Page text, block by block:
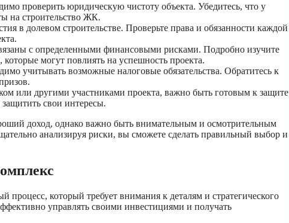
проверить юридическую чистоту объекта. Убедитесь, что у
на строительство ЖК.
в долевом строительстве. Проверьте права и обязанности каждой
с определенными финансовыми рисками. Подробно изучите
могут повлиять на успешность проекта.
учитывать возможные налоговые обязательства. Обратитесь к
или другими участниками проекта, важно быть готовым к защите
свои интересы.
доход, однако важно быть внимательным и осмотрительным
анализируя риски, вы сможете сделать правильный выбор и
который требует внимания к деталям и стратегического
управлять своими инвестициями и получать